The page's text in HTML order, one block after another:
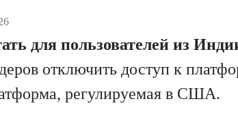
для пользователей из
отключить доступ к
регулируемая в США.